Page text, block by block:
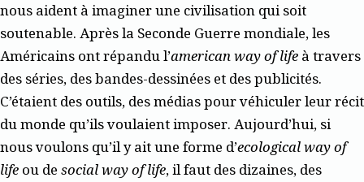
nous aident à imaginer une civilisation qui soit
soutenable. Après la Seconde Guerre mondiale, les
Américains ont répandu l’american way of life à travers
des séries, des bandes-dessinées et des publicités.
C’étaient des outils, des médias pour véhiculer leur récit
du monde qu’ils voulaient imposer. Aujourd’hui, si
nous voulons qu’il y ait une forme d’ecological way of
life ou de social way of life, il faut des dizaines, des